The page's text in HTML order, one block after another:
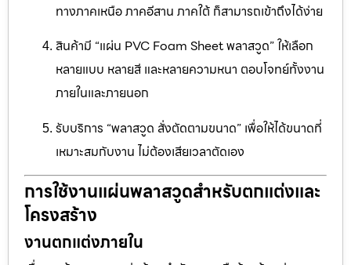
ทางภาคเหนือ ภาคอีสาน ภาคใต้ ก็สามารถเข้าถึงได้ง่าย
สินค้ามี “แผ่น PVC Foam Sheet พลาสวูด” ให้เลือก
หลายแบบ หลายสี และหลายความหนา ตอบโจทย์ทั้งงาน
ภายในและภายนอก
รับบริการ “พลาสวูด สั่งตัดตามขนาด” เพื่อให้ได้ขนาดที่
เหมาะสมกับงาน ไม่ต้องเสียเวลาตัดเอง
การใช้งานแผ่นพลาสวูดสำหรับตกแต่งและ
โครงสร้าง
งานตกแต่งภายใน